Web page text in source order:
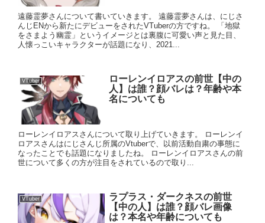
遠藤霊夢さんについて書いていきます。 遠藤霊夢さんは、にじさ
んじENから新たにデビューをされたVTuberの方ですね。 「地獄
をさまよう幽霊」というイメージとは裏腹に可愛い声と見た目、
人懐っこいキャラクターが話題になり、2021...
VTuber
ローレンイロアスの前世【中の
人】は誰？顔バレは？年齢や本
名についても
ローレンイロアスさんについて取り上げていきます。 ローレンイ
ロアスさんはにじさんじ所属のVtuberで、以前活動自粛の事態に
なったことでも話題になりましたね。 ローレンイロアスさんの前
世について多くの方が注目をされているので取り...
VTuber
ラプラス・ダークネスの前世
【中の人】は誰？顔バレ画像
は？本名や年齢についても